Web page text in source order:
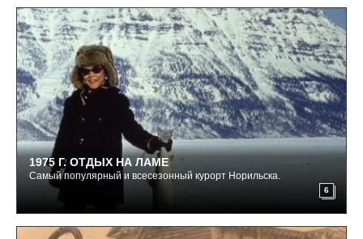
6
1975 Г. ОТДЫХ НА ЛАМЕ
Самый популярный и всесезонный курорт Норильска.